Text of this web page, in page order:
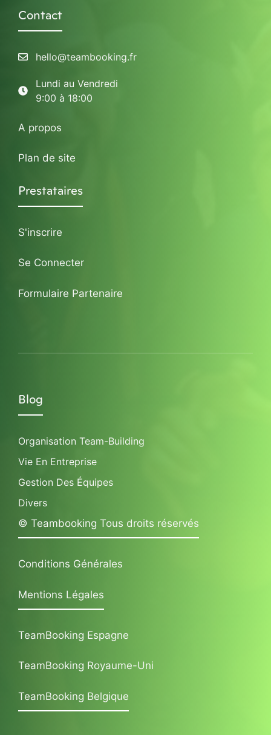
Contact
hello@teambooking.fr
Lundi au Vendredi
9:00 à 18:00
A propos
Plan de site
Prestataires
S'inscrire
Se Connecter
Formulaire Partenaire
Blog
Organisation Team-Building
Vie En Entreprise
Gestion Des Équipes
Divers
© Teambooking Tous droits réservés
Conditions Générales
Mentions Légales
TeamBooking Espagne
TeamBooking Royaume-Uni
TeamBooking Belgique